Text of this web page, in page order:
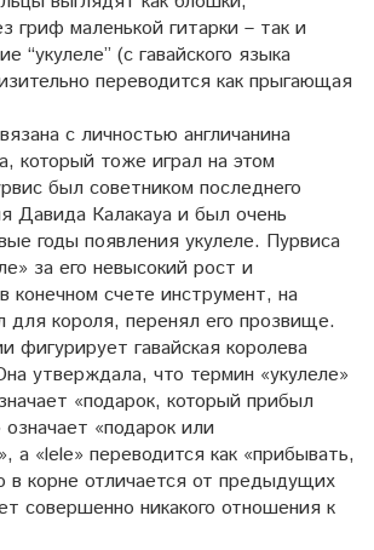
гриф маленькой гитарки – так и
“укулеле” (с гавайского языка
переводится как прыгающая
с личностью англичанина
который тоже играл на этом
был советником последнего
Давида Калакауа и был очень
годы появления укулеле. Пурвиса
за его невысокий рост и
конечном счете инструмент, на
для короля, перенял его прозвище.
фигурирует гавайская королева
утверждала, что термин «укулеле»
«подарок, который прибыл
«подарок или
а «lele» переводится как «прибывать,
в корне отличается от предыдущих
совершенно никакого отношения к